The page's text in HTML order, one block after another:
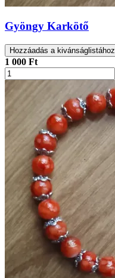
Gyöngy Karkötő
Hozzáadás a kivánságlistához
1 000 Ft